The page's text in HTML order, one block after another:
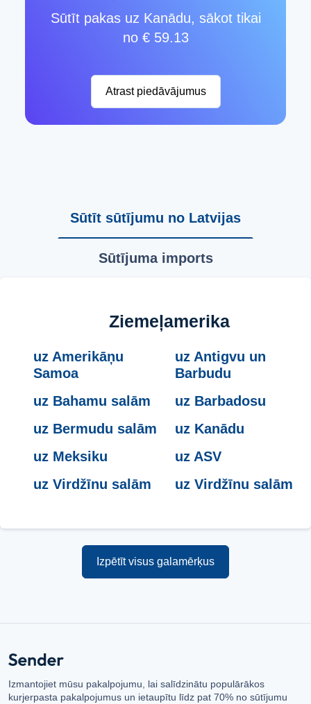
Sūtīt pakas uz Kanādu, sākot tikai
no € 59.13
Atrast piedāvājumus
Sūtīt sūtījumu no Latvijas
Sūtījuma imports
Ziemeļamerika
uz Amerikāņu
Samoa
uz Antigvu un
Barbudu
uz Bahamu salām
uz Barbadosu
uz Bermudu salām
uz Kanādu
uz Meksiku
uz ASV
uz Virdžīnu salām
uz Virdžīnu salām
Izpētīt visus galamērķus
Izmantojiet mūsu pakalpojumu, lai salīdzinātu populārākos
kurjerpasta pakalpojumus un ietaupītu līdz pat 70% no sūtījumu